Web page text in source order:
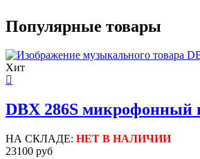
Популярные товары
Хит
DBX 286S микрофонный
НА СКЛАДЕ: НЕТ В НАЛИЧИИ
23100 руб